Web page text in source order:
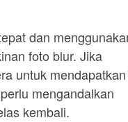
dan
foto blur. Jika
untuk
mengandalkan
kembali.